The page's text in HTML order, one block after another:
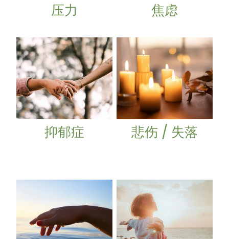
压力 焦虑
抑郁症
抑郁症
悲伤 / 失落
悲伤 / 失落
更年期 / 围绝经期